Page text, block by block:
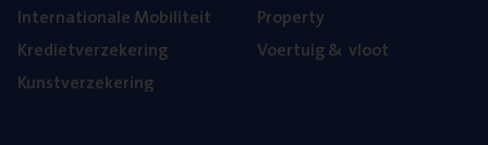
Inter­na­ti­o­na­le Mobiliteit
Kre­diet­ver­ze­ke­ring
Kunst­ver­ze­ke­ring
Pro­per­ty
Voer­tuig& vloot